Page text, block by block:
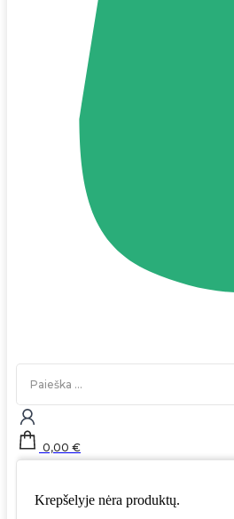
Search
0,00 €
Krepšelyje nėra produktų.